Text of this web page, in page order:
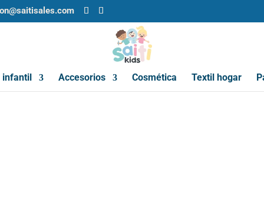
infantil Accesorios Cosmética Textil hogar